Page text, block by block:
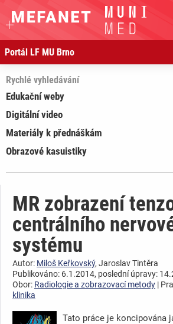
Portál LF MU Brno
Rychlé vyhledávání
Edukační weby
Digitální video
Materiály k přednáškám
Obrazové kasuistiky
MR zobrazení
centrálního
systému
Autor: Miloš Keřkovský, Jaroslav Tintěra
Publikováno: 6.1.2014, poslední úpravy:
Obor: Radiologie a zobrazovací metody |
klinika
Tato práce je koncipována